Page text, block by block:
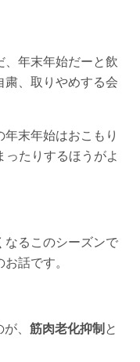
年末年始だーと飲
、取りやめする会
末年始はおこもり
たりするほうがよ
なるこのシーズンで
話です。
、 筋肉老化抑制と